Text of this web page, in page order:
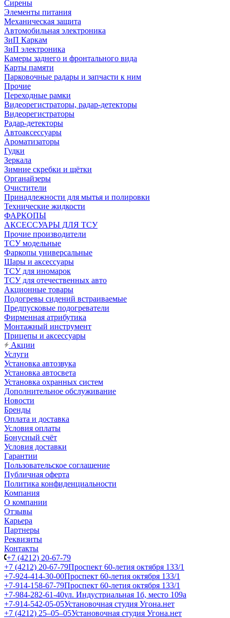
Сирены
Элементы питания
Механическая защита
Автомобильная электроника
ЗиП Каркам
ЗиП электроника
Камеры заднего и фронтального вида
Карты памяти
Парковочные радары и запчасти к ним
Прочие
Переходные рамки
Видеорегистраторы, радар-детекторы
Видеорегистраторы
Радар-детекторы
Автоаксессуары
Ароматизаторы
Гудки
Зеркала
Зимние скребки и щётки
Органайзеры
Очистители
Принадлежности для мытья и полировки
Технические жидкости
ФАРКОПЫ
АКСЕССУАРЫ ДЛЯ ТСУ
Прочие производители
ТСУ модельные
Фаркопы универсальные
Шары и аксессуары
ТСУ для иномарок
ТСУ для отечественных авто
Акционные товары
Подогревы сидений встраиваемые
Предпусковые подогреватели
Фирменная атрибутика
Монтажный инструмент
Прицепы и аксессуары
Акции
Услуги
Установка автозвука
Установка автосвета
Установка охранных систем
Дополнительное обслуживание
Новости
Бренды
Оплата и доставка
Условия оплаты
Бонусный счёт
Условия доставки
Гарантии
Пользовательское соглашение
Публичная оферта
Политика конфиденциальности
Компания
О компании
Отзывы
Карьера
Партнеры
Реквизиты
Контакты
+7 (4212) 20-67-79
+7 (4212) 20-67-79Проспект 60-летия октября 133/1
+7-924-414-30-00Проспект 60-летия октября 133/1
+7-914-158-67-79Проспект 60-летия октября 133/1
+7-984-282-61-40ул. Индустриальная 1б, место 109а
+7-914-542-05-05Установочная студия Угона.нет
+7 (4212) 25‒05‒05Установочная студия Угона.нет